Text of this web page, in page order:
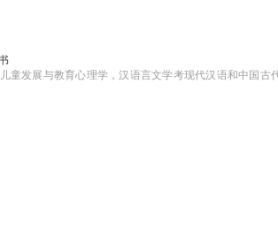
童发展与教育心理学，汉语言文学考现代汉语和中国古